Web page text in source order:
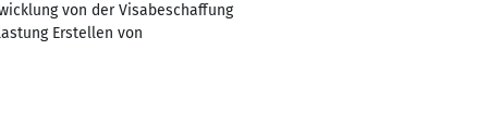
von der Visabeschaffung
Erstellen von